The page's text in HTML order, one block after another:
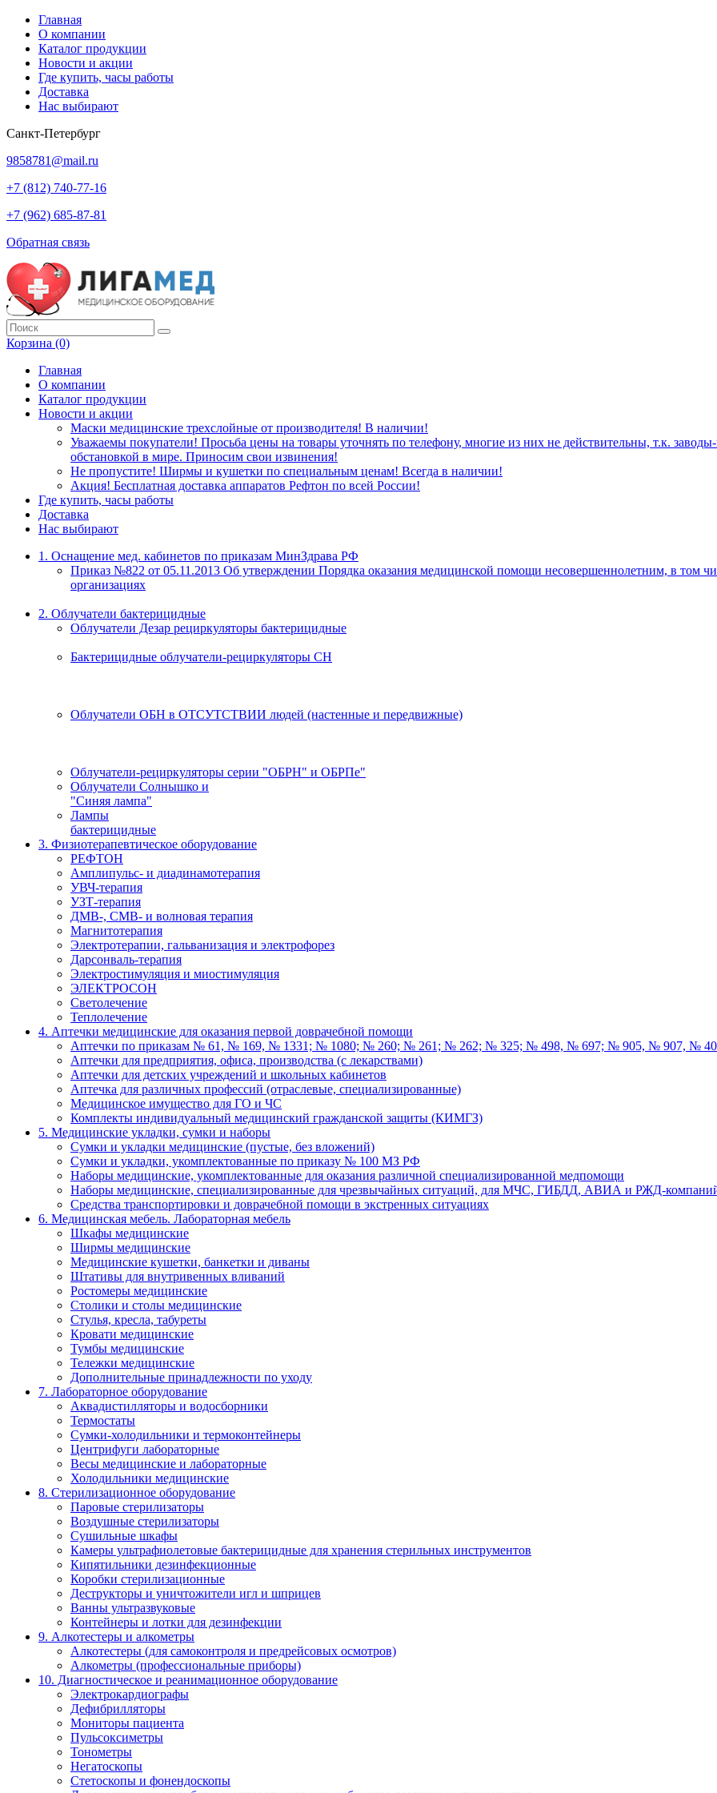
Главная
О компании
Каталог продукции
Новости и акции
Где купить, часы работы
Доставка
Нас выбирают
Санкт-Петербург
9858781@mail.ru
+7 (812) 740-77-16
+7 (962) 685-87-81
Обратная связь
Корзина (0)
Главная
О компании
Каталог продукции
Новости и акции
Маски медицинские трехслойные от производителя! В наличии!
Уважаемы покупатели! Просьба цены на товары уточнять по телефону, многие из них не действительны, т.к.
обстановкой в мире. Приносим свои извинения!
Не пропустите! Ширмы и кушетки по специальным ценам! Всегда в наличии!
Акция! Бесплатная доставка аппаратов Рефтон по всей России!
Где купить, часы работы
Доставка
Нас выбирают
1. Оснащение мед. кабинетов по приказам МинЗдрава РФ
Приказ №822 от 05.11.2013 Об утверждении Порядка оказания медицинской помощи несовершеннолетним, в том
организациях
2. Облучатели бактерицидные
Облучатели Дезар рециркуляторы бактерицидные
Бактерицидные облучатели-рециркуляторы СН
Облучатели ОБН в ОТСУТСТВИИ людей (настенные и передвижные)
Облучатели-рециркуляторы серии "ОБРН" и ОБРПе"
Облучатели Солнышко и
"Синяя лампа"
Лампы
бактерицидные
3. Физиотерапевтическое оборудование
РЕФТОН
Амплипульс- и диадинамотерапия
УВЧ-терапия
УЗТ-терапия
ДМВ-, СМВ- и волновая терапия
Магнитотерапия
Электротерапии, гальванизация и электрофорез
Дарсонваль-терапия
Электростимуляция и миостимуляция
ЭЛЕКТРОСОН
Светолечение
Теплолечение
4. Аптечки медицинские для оказания первой доврачебной помощи
Аптечки по приказам № 61, № 169, № 1331; № 1080; № 260; № 261; № 262; № 325; № 498, № 697; № 905, № 907, №
Аптечки для предприятия, офиса, производства (с лекарствами)
Аптечки для детских учреждений и школьных кабинетов
Аптечка для различных профессий (отраслевые, специализированные)
Медицинское имущество для ГО и ЧС
Комплекты индивидуальный медицинский гражданской защиты (КИМГЗ)
5. Медицинские укладки, сумки и наборы
Сумки и укладки медицинские (пустые, без вложений)
Сумки и укладки, укомплектованные по приказу № 100 МЗ РФ
Наборы медицинские, укомплектованные для оказания различной специализированной медпомощи
Наборы медицинские, специализированные для чрезвычайных ситуаций, для МЧС, ГИБДД, АВИА и РЖД-
Средства транспортировки и доврачебной помощи в экстренных ситуациях
6. Медицинская мебель. Лабораторная мебель
Шкафы медицинские
Ширмы медицинские
Медицинские кушетки, банкетки и диваны
Штативы для внутривенных вливаний
Ростомеры медицинские
Столики и столы медицинские
Стулья, кресла, табуреты
Кровати медицинские
Тумбы медицинские
Тележки медицинские
Дополнительные принадлежности по уходу
7. Лабораторное оборудование
Аквадистилляторы и водосборники
Термостаты
Сумки-холодильники и термоконтейнеры
Центрифуги лабораторные
Весы медицинские и лабораторные
Холодильники медицинские
8. Стерилизационное оборудование
Паровые стерилизаторы
Воздушные стерилизаторы
Сушильные шкафы
Камеры ультрафиолетовые бактерицидные для хранения стерильных инструментов
Кипятильники дезинфекционные
Коробки стерилизационные
Деструкторы и уничтожители игл и шприцев
Ванны ультразвуковые
Контейнеры и лотки для дезинфекции
9. Алкотестеры и алкометры
Алкотестеры (для самоконтроля и предрейсовых осмотров)
Алкометры (профессиональные приборы)
10. Диагностическое и реанимационное оборудование
Электрокардиографы
Дефибрилляторы
Мониторы пациента
Пульсоксиметры
Тонометры
Негатоскопы
Стетоскопы и фонендоскопы